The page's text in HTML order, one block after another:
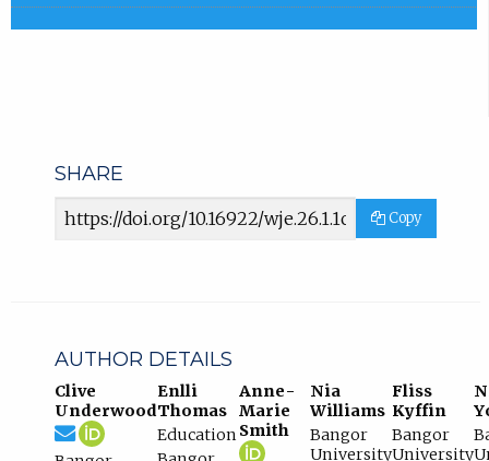
SHARE
Article
Copy
AUTHOR DETAILS
Clive
Underwood
clive.underwood@bangor.ac.uk
Email
Clive
(compose
email,
Clive
Underwood
(opens
Enlli
Thomas
Education
Anne-
Marie
Smith
Anne-
(opens
Nia
Williams
Bangor
University
Fliss
Kyffin
Bangor
University